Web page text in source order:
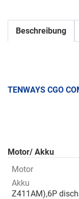
Beschreibung
TENWAYS CGO
Motor/ Akku
Motor
Akku
Z411AM),6P